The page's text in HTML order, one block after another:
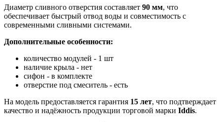
Диаметр сливного отверстия составляет 90 мм, что
обеспечивает быстрый отвод воды и совместимость с
современными сливными системами.
Дополнительные особенности:
количество модулей - 1 шт
наличие крыла - нет
сифон - в комплекте
отверстие под смеситель - есть
На модель предоставляется гарантия 15 лет, что подтверждает
качество и надёжность продукции торговой марки Iddis.